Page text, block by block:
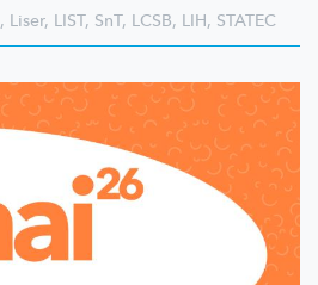
, Liser, LIST, SnT, LCSB, LIH, STATEC